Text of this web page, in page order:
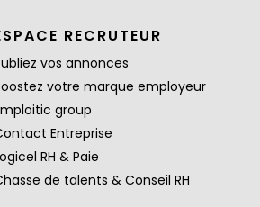
RECRUTEUR
vos annonces
votre marque employeur
group
Entreprise
RH & Paie
de talents & Conseil RH